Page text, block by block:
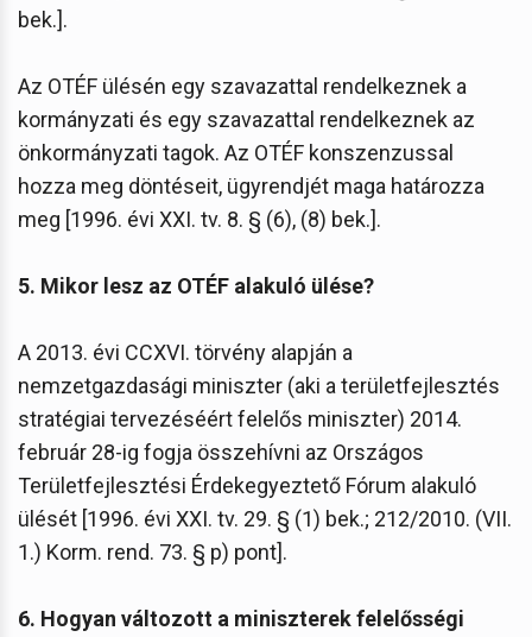
bek.].
Az OTÉF ülésén egy szavazattal rendelkeznek a
kormányzati és egy szavazattal rendelkeznek az
önkormányzati tagok. Az OTÉF konszenzussal
hozza meg döntéseit, ügyrendjét maga határozza
meg [1996. évi XXI. tv. 8. § (6), (8) bek.].
5. Mikor lesz az OTÉF alakuló ülése?
A 2013. évi CCXVI. törvény alapján a
nemzetgazdasági miniszter (aki a területfejlesztés
stratégiai tervezéséért felelős miniszter) 2014.
február 28-ig fogja összehívni az Országos
Területfejlesztési Érdekegyeztető Fórum alakuló
ülését [1996. évi XXI. tv. 29. § (1) bek.; 212/2010. (VII.
1.) Korm. rend. 73. § p) pont].
6. Hogyan változott a miniszterek felelősségi